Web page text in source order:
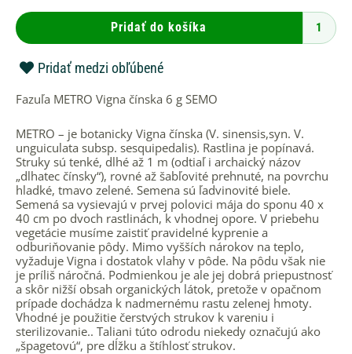
METRO
Vigna
čínska
Pridať do košíka
Pridať medzi obľúbené
Fazuľa METRO Vigna čínska 6 g SEMO
METRO – je botanicky Vigna čínska (V. sinensis,syn. V.
unguiculata subsp. sesquipedalis). Rastlina je popínavá.
Struky sú tenké, dlhé až 1 m (odtiaľ i archaický názov
„dlhatec čínsky“), rovné až šabľovité prehnuté, na povrchu
hladké, tmavo zelené. Semena sú ľadvinovité biele.
Semená sa vysievajú v prvej polovici mája do sponu 40 x
40 cm po dvoch rastlinách, k vhodnej opore. V priebehu
vegetácie musíme zaistiť pravidelné kyprenie a
odburiňovanie pôdy. Mimo vyšších nárokov na teplo,
vyžaduje Vigna i dostatok vlahy v pôde. Na pôdu však nie
je príliš náročná. Podmienkou je ale jej dobrá priepustnosť
a skôr nižší obsah organických látok, pretože v opačnom
prípade dochádza k nadmernému rastu zelenej hmoty.
Vhodné je použitie čerstvých strukov k vareniu i
sterilizovanie.. Taliani túto odrodu niekedy označujú ako
„špagetovú“, pre dĺžku a štíhlosť strukov.